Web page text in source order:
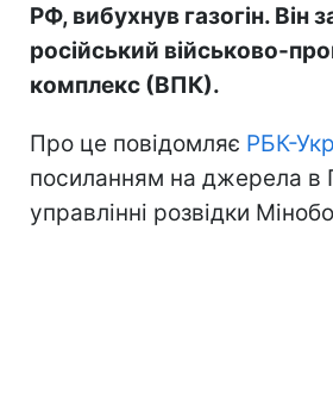
РФ, вибухнув газогін. Він
російський військово-
комплекс (ВПК).
Про це повідомляє РБК-
посиланням на джерела в
управлінні розвідки